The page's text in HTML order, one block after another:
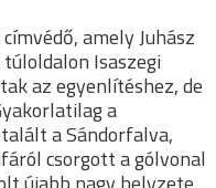
amely Juhász
Isaszegi
az egyenlítéshez, de
a
a Sándorfalva,
csorgott a gólvonal